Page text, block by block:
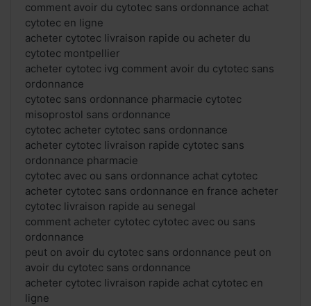
comment avoir du cytotec sans ordonnance achat
cytotec en ligne
acheter cytotec livraison rapide ou acheter du
cytotec montpellier
acheter cytotec ivg comment avoir du cytotec sans
ordonnance
cytotec sans ordonnance pharmacie cytotec
misoprostol sans ordonnance
cytotec acheter cytotec sans ordonnance
acheter cytotec livraison rapide cytotec sans
ordonnance pharmacie
cytotec avec ou sans ordonnance achat cytotec
acheter cytotec sans ordonnance en france acheter
cytotec livraison rapide au senegal
comment acheter cytotec cytotec avec ou sans
ordonnance
peut on avoir du cytotec sans ordonnance peut on
avoir du cytotec sans ordonnance
acheter cytotec livraison rapide achat cytotec en
ligne